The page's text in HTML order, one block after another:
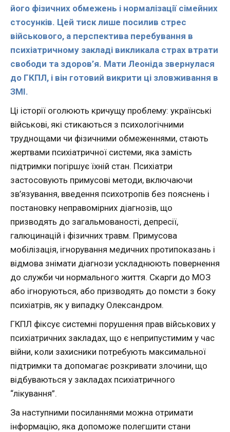
його фізичних обмежень і нормалізації сімейних
стосунків. Цей тиск лише посилив стрес
військового, а перспектива перебування в
психіатричному закладі викликала страх втрати
свободи та здоров’я. Мати Леоніда звернулася
до ГКПЛ, і він готовий викрити ці зловживання в
ЗМІ.
Ці історії оголюють кричущу проблему: українські
військові, які стикаються з психологічними
труднощами чи фізичними обмеженнями, стають
жертвами психіатричної системи, яка замість
підтримки погіршує їхній стан. Психіатри
застосовують примусові методи, включаючи
зв’язування, введення психотропів без пояснень і
постановку неправомірних діагнозів, що
призводять до загальмованості, депресії,
галюцинацій і фізичних травм. Примусова
мобілізація, ігнорування медичних протипоказань і
відмова знімати діагнози ускладнюють повернення
до служби чи нормального життя. Скарги до МОЗ
або ігноруються, або призводять до помсти з боку
психіатрів, як у випадку Олександром.
ГКПЛ фіксує системні порушення прав військових у
психіатричних закладах, що є неприпустимим у час
війни, коли захисники потребують максимальної
підтримки та допомагає розкривати злочини, що
відбуваються у закладах психіатричного
“лікування”.
За наступними посиланнями можна отримати
інформацію, яка допоможе полегшити стани